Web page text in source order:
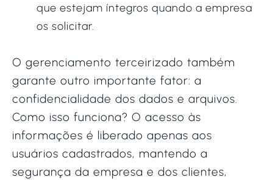
que estejam íntegros quando a empresa
os solicitar.
O gerenciamento terceirizado também
garante outro importante fator: a
confidencialidade dos dados e arquivos.
Como isso funciona? O acesso às
informações é liberado apenas aos
usuários cadastrados, mantendo a
segurança da empresa e dos clientes,